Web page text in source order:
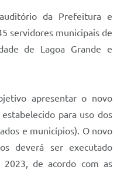
da Prefeitura e
servidores municipais de
de Lagoa Grande e
apresentar o novo
para uso dos
e municípios). O novo
deverá ser executado
de acordo com as